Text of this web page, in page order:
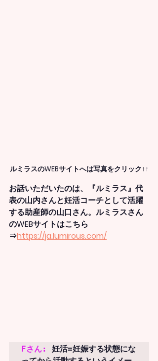
ルミラスのWEBサイトへは写真をクリック↑↑
お話いただいたのは、『ルミラス』代
表の山内さんと妊活コーチとして活躍
する助産師の山口さん。ルミラスさん
のWEBサイトはこちら
⇒https://ja.lumirous.com/
Fさん:
妊活=妊娠する状態にな